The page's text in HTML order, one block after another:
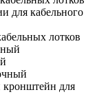
для кабельного
лотков
для